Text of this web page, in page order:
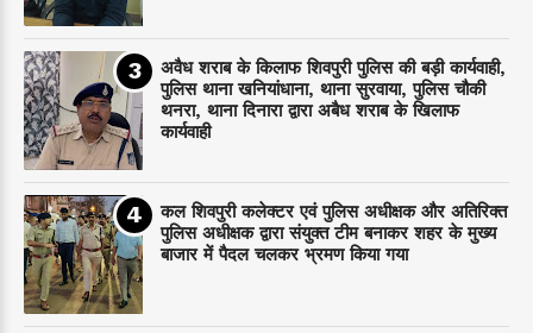
अवैध शराब के किलाफ शिवपुरी पुलिस की बड़ी कार्यवाही,
पुलिस थाना खनियांधाना, थाना सुरवाया, पुलिस चौकी
थनरा, थाना दिनारा द्वारा अबैध शराब के खिलाफ
कार्यवाही
कल शिवपुरी कलेक्टर एवं पुलिस अधीक्षक और अतिरिक्त
पुलिस अधीक्षक द्वारा संयुक्त टीम बनाकर शहर के मुख्य
बाजार में पैदल चलकर भ्रमण किया गया